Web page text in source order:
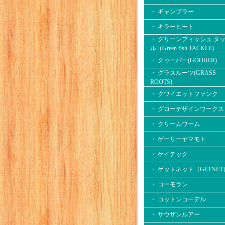
・ ギャンブラー
・ キラーヒート
・ グリーンフィッシュ タ
ル（Green fish TACKLE)
・ グゥーバー(GOOBER)
・ グラスルーツ(GRASS
ROOTS)
・ クワイエットファンク
・ グローデザインワークス
・ クリームワーム
・ ゲーリーヤマモト
・ ケイテック
・ ゲットネット（GETNET
・ コーモラン
・ コットンコーデル
・ サウザンルアー